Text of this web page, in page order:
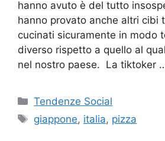
hanno avuto è del tutto
hanno provato anche altri cibi
cucinati sicuramente in modo
diverso rispetto a quello al
nel nostro paese. La tiktoker
Categorie
Tendenze Social
Tag
giappone, italia, pizza